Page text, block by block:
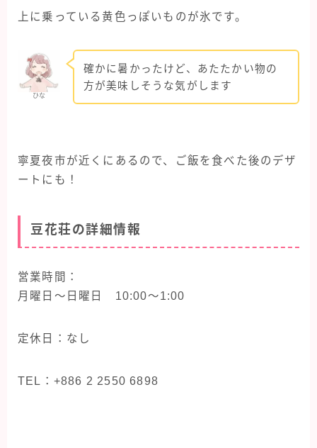
上に乗っている黄色っぽいものが氷です。
ひな
確かに暑かったけど、あたたかい物の
方が美味しそうな気がします
寧夏夜市が近くにあるので、ご飯を食べた後のデザ
ートにも！
豆花荘の詳細情報
営業時間：
月曜日〜日曜日 10:00〜1:00
定休日：なし
TEL：+886 2 2550 6898